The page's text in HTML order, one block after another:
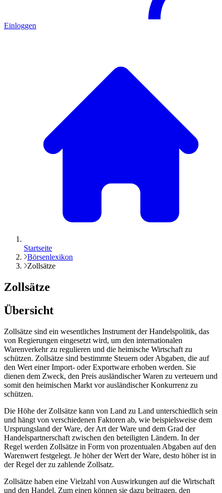
Einloggen
Startseite
Börsenlexikon
Zollsätze
Zollsätze
Übersicht
Zollsätze sind ein wesentliches Instrument der Handelspolitik, das
von Regierungen eingesetzt wird, um den internationalen
Warenverkehr zu regulieren und die heimische Wirtschaft zu
schützen. Zollsätze sind bestimmte Steuern oder Abgaben, die auf
den Wert einer Import- oder Exportware erhoben werden. Sie
dienen dem Zweck, den Preis ausländischer Waren zu verteuern und
somit den heimischen Markt vor ausländischer Konkurrenz zu
schützen.
Die Höhe der Zollsätze kann von Land zu Land unterschiedlich sein
und hängt von verschiedenen Faktoren ab, wie beispielsweise dem
Ursprungsland der Ware, der Art der Ware und dem Grad der
Handelspartnerschaft zwischen den beteiligten Ländern. In der
Regel werden Zollsätze in Form von prozentualen Abgaben auf den
Warenwert festgelegt. Je höher der Wert der Ware, desto höher ist in
der Regel der zu zahlende Zollsatz.
Zollsätze haben eine Vielzahl von Auswirkungen auf die Wirtschaft
und den Handel. Zum einen können sie dazu beitragen, den